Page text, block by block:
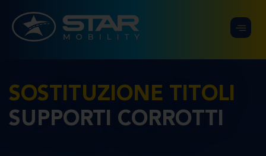
SOSTITUZIONE TITOLI
SUPPORTI CORROTTI